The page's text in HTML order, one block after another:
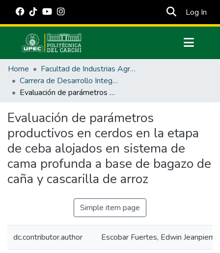
Log In
Communities & Collections
All of DSpace
Statistics
Estadísticas Externas
Manuales
Home
Facultad de Industrias Agropecuarias y Ciencias Ambientales
Carrera de Desarrollo Integral Agropecuario
Evaluación de parámetros productivos en cerdos en la etapa de ceba alojados en sistema de cama profunda a base de bagazo de caña y cascarilla de arroz
Evaluación de parámetros
productivos en cerdos en la etapa
de ceba alojados en sistema de
cama profunda a base de bagazo de
caña y cascarilla de arroz
Simple item page
dc.contributor.author Escobar Fuertes, Edwin Jeanpierre